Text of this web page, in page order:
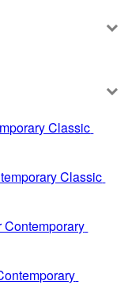
Classic
Classic
Contemporary